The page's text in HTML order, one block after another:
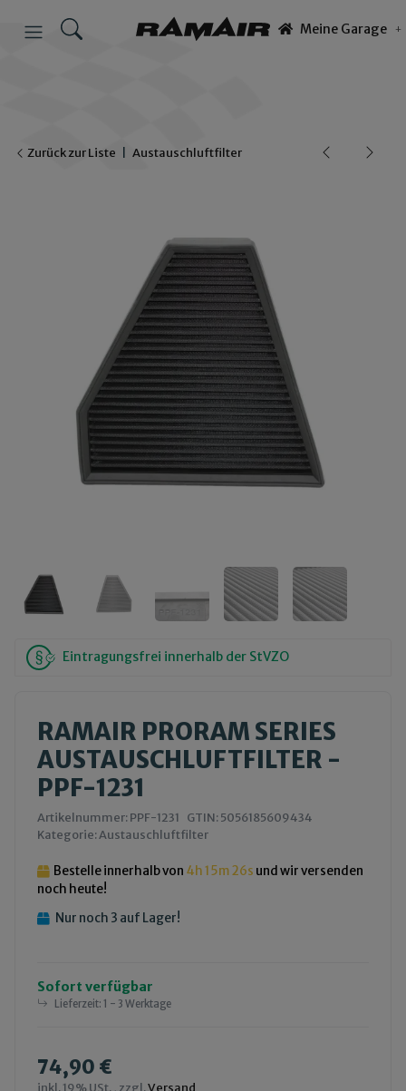
Meine Garage
Zurück zur Liste Austauschluftfilter
Eintragungsfrei innerhalb der StVZO
RAMAIR PRORAM SERIES
AUSTAUSCHLUFTFILTER -
PPF-1231
Artikelnummer:PPF-1231 GTIN:5056185609434
Kategorie:Austauschluftfilter
Bestelle innerhalb von 4h15m25s und wir versenden
noch heute!
Nur noch 3 auf Lager!
Sofort verfügbar
Lieferzeit: 1 - 3 Werktage
74,90 €
inkl. 19% USt. , zzgl.Versand